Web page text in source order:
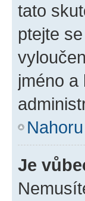
tato
ptejte
jméno
Nahoru
Je